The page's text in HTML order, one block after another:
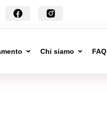
Chi siamo FAQ